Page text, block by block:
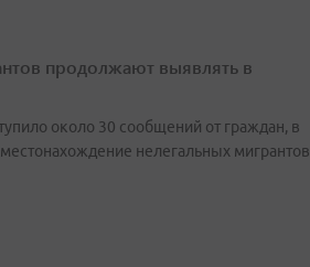
продолжают выявлять в
около 30 сообщений от граждан, в
нелегальных мигрантов